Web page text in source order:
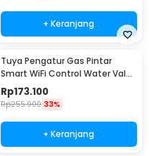
+ Keranjang
Tuya Pengatur Gas Pintar
Smart WiFi Control Water Valve
Gas Controller - YB5
Rp173.100
Rp255.900 33%
+ Keranjang